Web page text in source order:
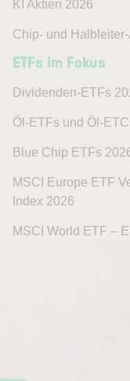
KI Aktien 2026
Chip- und
ETFs im Fokus
Dividenden-ETFs
Öl-ETFs und Öl-
Blue Chip ETFs
MSCI Europe ETF
Index 2026
MSCI World ETF –